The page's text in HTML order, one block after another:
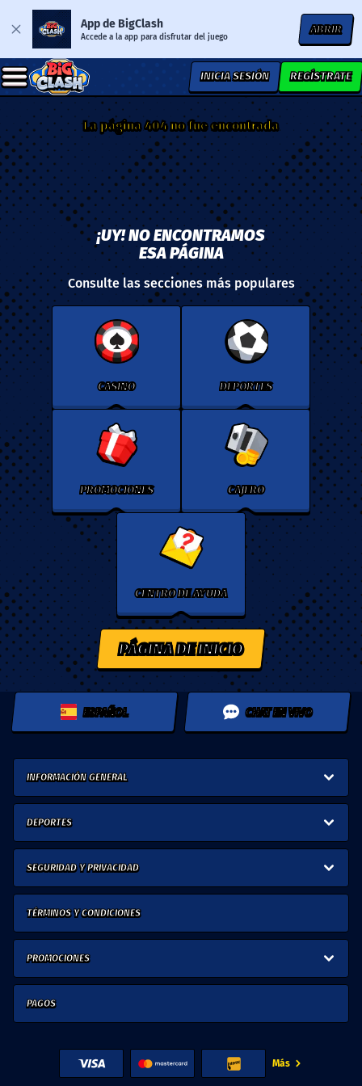
App de BigClash
Accede a la app para disfrutar del juego
ABRIR
INICIA SESIÓN REGÍSTRATE
La página 404 no fue encontrada
¡UY! NO ENCONTRAMOS
ESA PÁGINA
Consulte las secciones más populares
CASINO DEPORTES
PROMOCIONES CAJERO
CENTRO DE AYUDA
PÁGINA DE INICIO
ESPAÑOL CHAT EN VIVO
INFORMACIÓN GENERAL
DEPORTES
SEGURIDAD Y PRIVACIDAD
TÉRMINOS Y CONDICIONES
PROMOCIONES
PAGOS
Más